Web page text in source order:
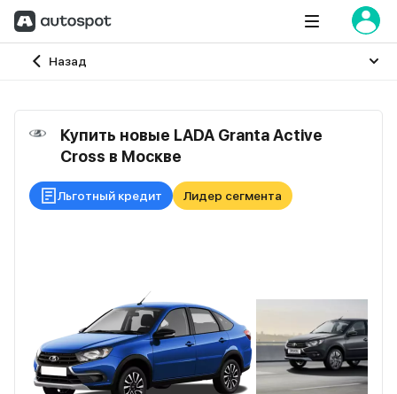
Назад
Главная
Купить новые LADA Granta Active
Cross в Москве
Льготный кредит Лидер сегмента